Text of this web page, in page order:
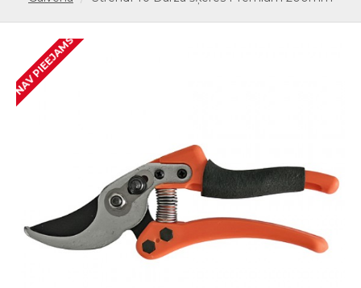
NAV PIEEJAMS